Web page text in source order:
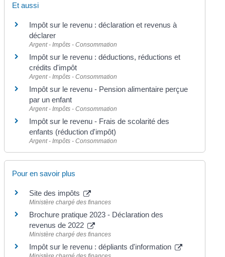
Et aussi
Impôt sur le revenu : déclaration et revenus à
déclarer
Argent - Impôts - Consommation
Impôt sur le revenu : déductions, réductions et
crédits d'impôt
Argent - Impôts - Consommation
Impôt sur le revenu - Pension alimentaire perçue
par un enfant
Argent - Impôts - Consommation
Impôt sur le revenu - Frais de scolarité des
enfants (réduction d'impôt)
Argent - Impôts - Consommation
Pour en savoir plus
Site des impôts
Ministère chargé des finances
Brochure pratique 2023 - Déclaration des
revenus de 2022
Ministère chargé des finances
Impôt sur le revenu : dépliants d'information